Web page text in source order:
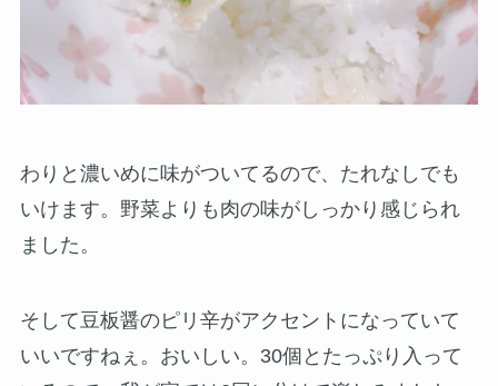
わりと濃いめに味がついてるので、たれなしでも
いけます。野菜よりも肉の味がしっかり感じられ
ました。
そして豆板醤のピリ辛がアクセントになっていて
いいですねぇ。おいしい。30個とたっぷり入って